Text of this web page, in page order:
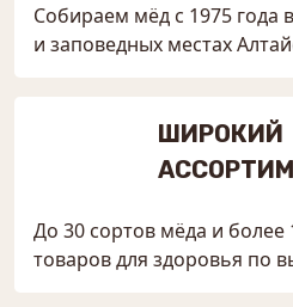
Собираем мёд с 1975 года
и заповедных местах
ШИРОКИЙ
До 30 сортов мёда и
товаров для здоровья по